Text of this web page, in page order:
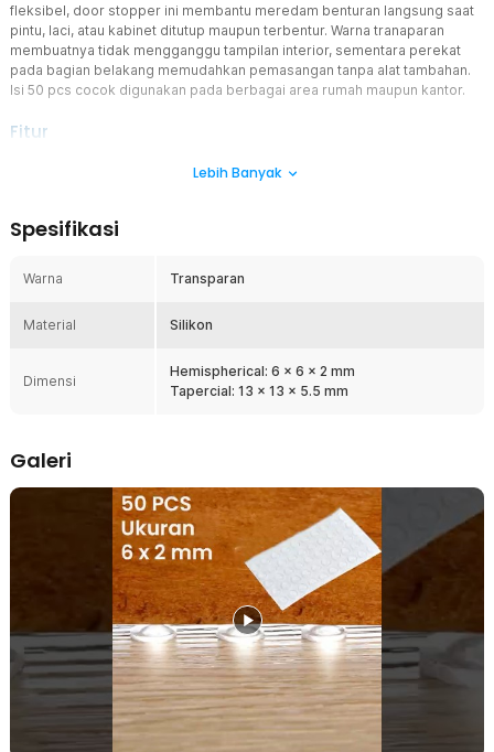
fleksibel, door stopper ini membantu meredam benturan langsung saat
pintu, laci, atau kabinet ditutup maupun terbentur. Warna tranaparan
membuatnya tidak mengganggu tampilan interior, sementara perekat
pada bagian belakang memudahkan pemasangan tanpa alat tambahan.
Isi 50 pcs cocok digunakan pada berbagai area rumah maupun kantor.
Fitur
Lindungi Dinding dari Benturan
hingga 5.5 mm efektifuntuk mengurangi benturan yang dapat
Jaga Estetika Ruangan
dengan berbagai permukaan dan warna furnitur. Dinding tetap
apartemen, kantor, maupun area komersial lainnya.
Tanpa Paku, Tanpa Kerusakan
bumper pada area yang diinginkan tanpa perlu menggunakan bor,
Fleksibel dan Kuat
Menggunakan silikon berkualitaas, produk TaffHOME kuat sehingga
dapat menahan benturan dengan maksimal. Karakter bahan yang
fleksibel juga membuat door stopper ini dapat kembali ke bentuk
semula setelah terkena benturan.
Lindungi Berbagai Permukaan
Setiap pembelian Anda akan mendapat 50 PCS door stopper
bumper yang dapat ditempel pada berbagai permukaan. Gunakan
untuk melindungi pintu, laci, nakas, kulkas, hingga penutup toilet.
Kelengkapan Produk
Lebih Banyak
Spesifikasi
Warna Transparan
Material Silikon
Dimensi
Hemispherical: 6 x 6 x 2 mm
Tapercial: 13 x 13 x 5.5 mm
Galeri